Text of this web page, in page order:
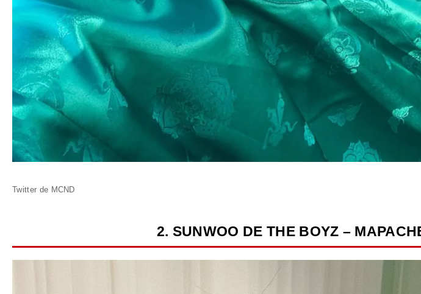
Twitter de MCND
2. SUNWOO DE THE BOYZ –